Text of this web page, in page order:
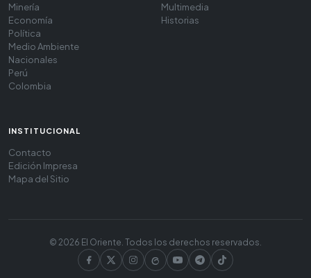
Minería
Economía
Política
Medio Ambiente
Nacionales
Perú
Colombia
Multimedia
Historias
INSTITUCIONAL
Contacto
Edición Impresa
Mapa del Sitio
© 2026 El Oriente. Todos los derechos reservados.